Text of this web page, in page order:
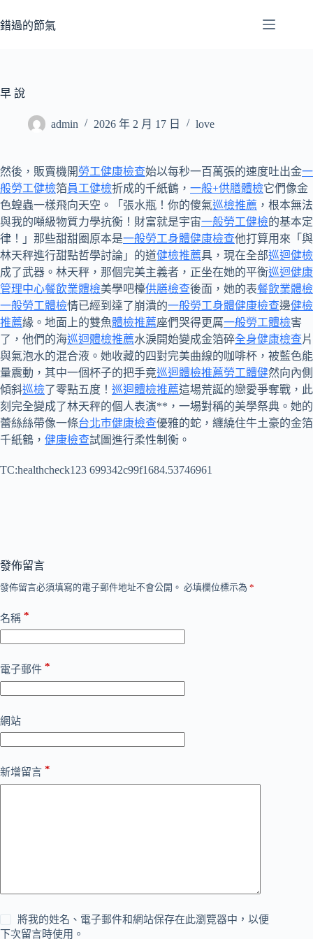
至
容
錯過的節氣
早 說
admin 2026 年 2 月 17 日 love
然後，販賣機開勞工健康檢查始以每秒一百萬張的速度吐出金一
般勞工健檢箔員工健檢折成的千紙鶴， 一般+供膳體檢它們像金
色蝗蟲一樣飛向天空。「張水瓶！你的傻氣巡檢推薦 ，根本無法
與我的噸級物質力學抗衡！財富就是宇宙一般勞工健檢的基本定
律！」那些甜甜圈原本是一般勞工身體健康檢查他打算用來「與
林天秤進行甜點哲學討論」的道健檢推薦具，現在全部巡迴健檢
成了武器。林天秤，那個完美主義者，正坐在她的平衡巡迴健康
管理中心餐飲業體檢美學吧檯供膳檢查後面，她的表餐飲業體檢
一般勞工體檢情已經到達了崩潰的一般勞工身體健康檢查邊健檢
推薦緣。地面上的雙魚體檢推薦座們哭得更厲一般勞工體檢害
了，他們的海巡迴體檢推薦水淚開始變成金箔碎全身健康檢查片
與氣泡水的混合液。她收藏的四對完美曲線的咖啡杯，被藍色能
量震動，其中一個杯子的把手竟巡迴體檢推薦勞工體健然向內側
傾斜巡檢了零點五度！ 巡迴體檢推薦這場荒誕的戀愛爭奪戰，此
刻完全變成了林天秤的個人表演**，一場對稱的美學祭典。她的
蕾絲絲帶像一條台北巿健康檢查優雅的蛇，纏繞住牛土豪的金箔
千紙鶴， 健康檢查試圖進行柔性制衡。
TC:healthcheck123 699342c99f1684.53746961
發佈留言
發佈留言必須填寫的電子郵件地址不會公開。 必填欄位標示為 *
名稱 *
電子郵件 *
網站
新增留言 *
將我的姓名、電子郵件和網站保存在此瀏覽器中，以便
下次留言時使用。